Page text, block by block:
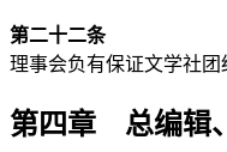
第二十二条
理事会负有保证文学社
第四章 总编辑